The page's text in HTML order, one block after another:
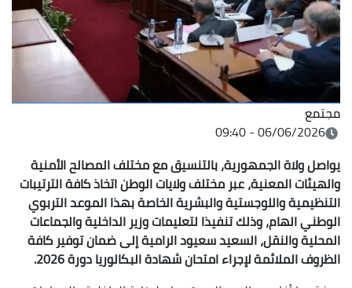
مجتمع
06/06/2026 - 09:40
يواصل ولاة الجمهورية، بالتنسيق مع مختلف المصالح الأمنية
والهيئات المعنية، عبر مختلف ولايات الوطن اتخاذ كافة الترتيبات
التنظيمية واللوجستية والبشرية الخاصة بهذا الموعد التربوي
الوطني الهام، وذلك تنفيذا لتعليمات وزير الداخلية والجماعات
المحلية والنقل، السعيد سعيود الرامية إلى ضمان توفير كافة
الظروف الملائمة لإجراء امتحان شهادة البكالوريا دورة 2026.